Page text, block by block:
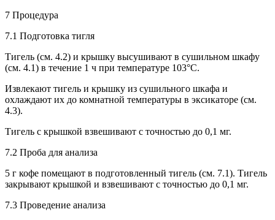
7 Процедура
7.1 Подготовка тигля
Тигель (см. 4.2) и крышку высушивают в сушильном шкафу
(см. 4.1) в течение 1 ч при температуре 103°С.
Извлекают тигель и крышку из сушильного шкафа и
охлаждают их до комнатной температуры в эксикаторе (см.
4.3).
Тигель с крышкой взвешивают с точностью до 0,1 мг.
7.2 Проба для анализа
5 г кофе помещают в подготовленный тигель (см. 7.1). Тигель
закрывают крышкой и взвешивают с точностью до 0,1 мг.
7.3 Проведение анализа